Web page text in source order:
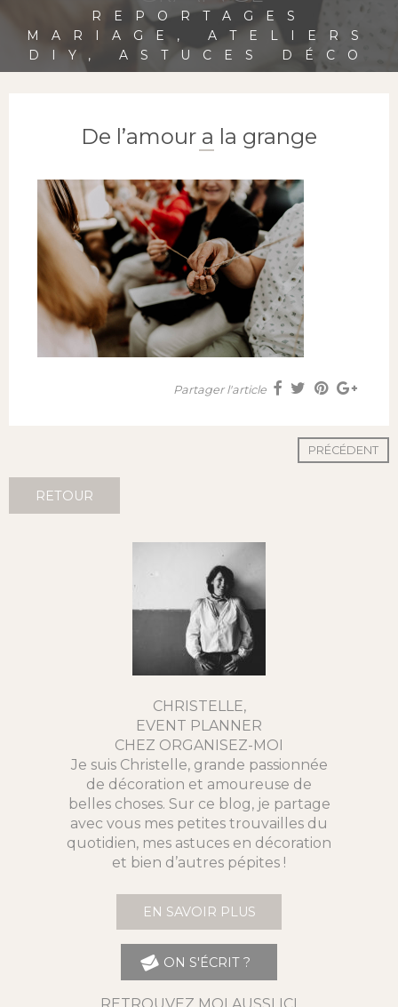
REPORTAGES
MARIAGE, ATELIERS
DIY, ASTUCES DÉCO
De l’amour a la grange
Partager l'article
PRÉCÉDENT
RETOUR
CHRISTELLE,
EVENT PLANNER
CHEZ ORGANISEZ-MOI
Je suis Christelle, grande passionnée
de décoration et amoureuse de
belles choses. Sur ce blog, je partage
avec vous mes petites trouvailles du
quotidien, mes astuces en décoration
et bien d’autres pépites !
EN SAVOIR PLUS
ON S'ÉCRIT ?